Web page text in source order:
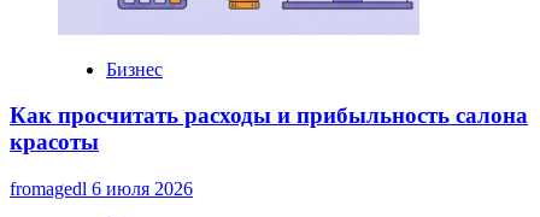
Бизнес
Как просчитать расходы и прибыльность салона
красоты
fromagedl 6 июля 2026